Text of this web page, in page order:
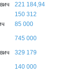
221 184,94
150 312
85 000
745 000
329 179
140 000